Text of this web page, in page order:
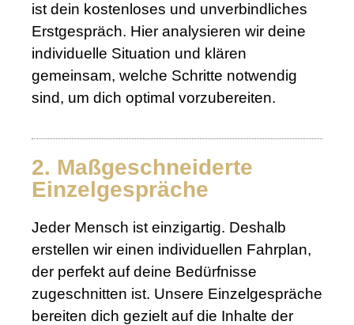
ist dein kostenloses und unverbindliches
Erstgespräch. Hier analysieren wir deine
individuelle Situation und klären
gemeinsam, welche Schritte notwendig
sind, um dich optimal vorzubereiten.
2. Maßgeschneiderte
Einzelgespräche
Jeder Mensch ist einzigartig. Deshalb
erstellen wir einen individuellen Fahrplan,
der perfekt auf deine Bedürfnisse
zugeschnitten ist. Unsere Einzelgespräche
bereiten dich gezielt auf die Inhalte der